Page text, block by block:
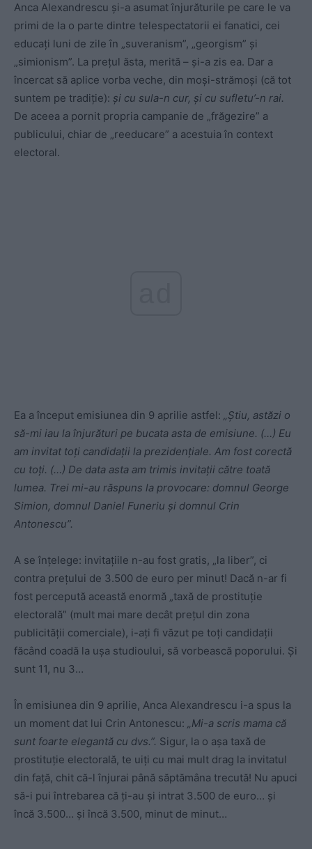
Anca Alexandrescu și-a asumat înjurăturile pe care le va
primi de la o parte dintre telespectatorii ei fanatici, cei
educați luni de zile în „suveranism”, „georgism” și
„simionism”. La prețul ăsta, merită – și-a zis ea. Dar a
încercat să aplice vorba veche, din moși-strămoși (că tot
suntem pe tradiție): și cu sula-n cur, și cu sufletu’-n rai.
De aceea a pornit propria campanie de „frăgezire” a
publicului, chiar de „reeducare” a acestuia în context
electoral.
Ea a început emisiunea din 9 aprilie astfel: „Știu, astăzi o
să-mi iau la înjurături pe bucata asta de emisiune. (…) Eu
am invitat toți candidații la prezidențiale. Am fost corectă
cu toți. (…) De data asta am trimis invitații către toată
lumea. Trei mi-au răspuns la provocare: domnul George
Simion, domnul Daniel Funeriu și domnul Crin
Antonescu”.
A se înțelege: invitațiile n-au fost gratis, „la liber”, ci
contra prețului de 3.500 de euro per minut! Dacă n-ar fi
fost percepută această enormă „taxă de prostituție
electorală” (mult mai mare decât prețul din zona
publicității comerciale), i-ați fi văzut pe toți candidații
făcând coadă la ușa studioului, să vorbească poporului. Și
sunt 11, nu 3…
În emisiunea din 9 aprilie, Anca Alexandrescu i-a spus la
un moment dat lui Crin Antonescu: „Mi-a scris mama că
sunt foarte elegantă cu dvs.”. Sigur, la o așa taxă de
prostituție electorală, te uiți cu mai mult drag la invitatul
din față, chit că-l înjurai până săptămâna trecută! Nu apuci
să-i pui întrebarea că ți-au și intrat 3.500 de euro… și
încă 3.500… și încă 3.500, minut de minut…